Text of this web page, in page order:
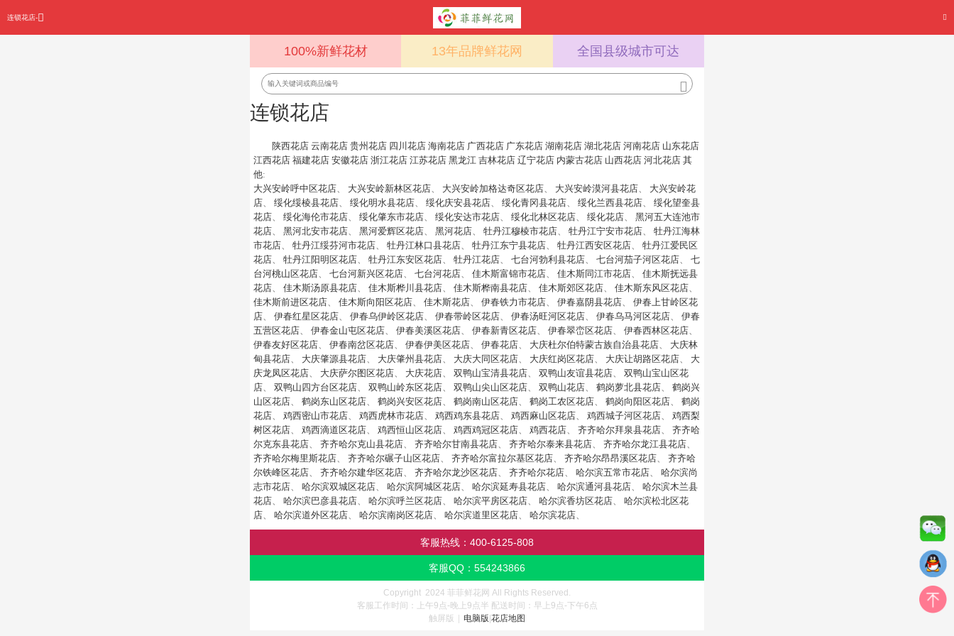
连锁花店-
100%新鲜花材 13年品牌鲜花网 全国县级城市可达
连锁花店
陕西花店 云南花店 贵州花店 四川花店 海南花店 广西花店 广东花店 湖南花店 湖北花店 河南花店 山东花店
江西花店 福建花店 安徽花店 浙江花店 江苏花店 黑龙江 吉林花店 辽宁花店 内蒙古花店 山西花店 河北花店 其
他:
大兴安岭呼中区花店、 大兴安岭新林区花店、 大兴安岭加格达奇区花店、 大兴安岭漠河县花店、 大兴安岭花
店、 绥化绥棱县花店、 绥化明水县花店、 绥化庆安县花店、 绥化青冈县花店、 绥化兰西县花店、 绥化望奎县
花店、 绥化海伦市花店、 绥化肇东市花店、 绥化安达市花店、 绥化北林区花店、 绥化花店、 黑河五大连池市
花店、 黑河北安市花店、 黑河爱辉区花店、 黑河花店、 牡丹江穆棱市花店、 牡丹江宁安市花店、 牡丹江海林
市花店、 牡丹江绥芬河市花店、 牡丹江林口县花店、 牡丹江东宁县花店、 牡丹江西安区花店、 牡丹江爱民区
花店、 牡丹江阳明区花店、 牡丹江东安区花店、 牡丹江花店、 七台河勃利县花店、 七台河茄子河区花店、 七
台河桃山区花店、 七台河新兴区花店、 七台河花店、 佳木斯富锦市花店、 佳木斯同江市花店、 佳木斯抚远县
花店、 佳木斯汤原县花店、 佳木斯桦川县花店、 佳木斯桦南县花店、 佳木斯郊区花店、 佳木斯东风区花店、
佳木斯前进区花店、 佳木斯向阳区花店、 佳木斯花店、 伊春铁力市花店、 伊春嘉阴县花店、 伊春上甘岭区花
店、 伊春红星区花店、 伊春乌伊岭区花店、 伊春带岭区花店、 伊春汤旺河区花店、 伊春乌马河区花店、 伊春
五营区花店、 伊春金山屯区花店、 伊春美溪区花店、 伊春新青区花店、 伊春翠峦区花店、 伊春西林区花店、
伊春友好区花店、 伊春南岔区花店、 伊春伊美区花店、 伊春花店、 大庆杜尔伯特蒙古族自治县花店、 大庆林
甸县花店、 大庆肇源县花店、 大庆肇州县花店、 大庆大同区花店、 大庆红岗区花店、 大庆让胡路区花店、 大
庆龙凤区花店、 大庆萨尔图区花店、 大庆花店、 双鸭山宝清县花店、 双鸭山友谊县花店、 双鸭山宝山区花
店、 双鸭山四方台区花店、 双鸭山岭东区花店、 双鸭山尖山区花店、 双鸭山花店、 鹤岗萝北县花店、 鹤岗兴
山区花店、 鹤岗东山区花店、 鹤岗兴安区花店、 鹤岗南山区花店、 鹤岗工农区花店、 鹤岗向阳区花店、 鹤岗
花店、 鸡西密山市花店、 鸡西虎林市花店、 鸡西鸡东县花店、 鸡西麻山区花店、 鸡西城子河区花店、 鸡西梨
树区花店、 鸡西滴道区花店、 鸡西恒山区花店、 鸡西鸡冠区花店、 鸡西花店、 齐齐哈尔拜泉县花店、 齐齐哈
尔克东县花店、 齐齐哈尔克山县花店、 齐齐哈尔甘南县花店、 齐齐哈尔泰来县花店、 齐齐哈尔龙江县花店、
齐齐哈尔梅里斯花店、 齐齐哈尔碾子山区花店、 齐齐哈尔富拉尔基区花店、 齐齐哈尔昂昂溪区花店、 齐齐哈
尔铁峰区花店、 齐齐哈尔建华区花店、 齐齐哈尔龙沙区花店、 齐齐哈尔花店、 哈尔滨五常市花店、 哈尔滨尚
志市花店、 哈尔滨双城区花店、 哈尔滨阿城区花店、 哈尔滨延寿县花店、 哈尔滨通河县花店、 哈尔滨木兰县
花店、 哈尔滨巴彦县花店、 哈尔滨呼兰区花店、 哈尔滨平房区花店、 哈尔滨香坊区花店、 哈尔滨松北区花
店、 哈尔滨道外区花店、 哈尔滨南岗区花店、 哈尔滨道里区花店、 哈尔滨花店、
客服热线： 400-6125-808
客服QQ： 554243866
Copyright 2024 菲菲鲜花网 All Rights Reserved.
客服工作时间：上午9点-晚上9点半 配送时间：早上9点-下午6点
触屏版
电脑版 花店地图